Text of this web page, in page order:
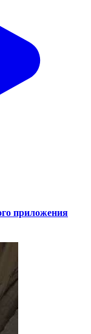
приложения